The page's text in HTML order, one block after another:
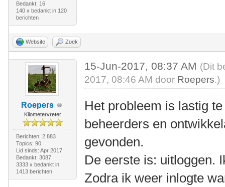
Bedankt: 16
140 x bedankt in 120
berichten
Website Zoek
Roepers
Kilometervreter
Berichten: 2.883
Topics: 90
Lid sinds: Apr 2017
Bedankt: 3087
3333 x bedankt in
1413 berichten
15-Jun-2017, 08:37 AM (Dit
2017, 08:46 AM door Roepers.)
Het probleem is lastig
beheerders en
gevonden.
De eerste is: uitloggen.
Zodra ik weer inlogte